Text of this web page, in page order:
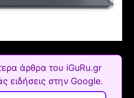
άρθρα του iGuRu.gr
ειδήσεις στην Google.